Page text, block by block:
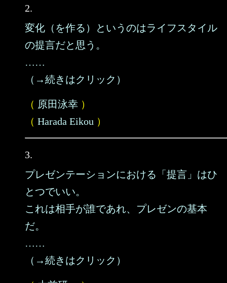
2.
変化（を作る）というのはライフスタイル
の提言だと思う。
……
（→続きはクリック）
（ 原田泳幸 ）
（ Harada Eikou ）
3.
プレゼンテーションにおける「提言」はひ
とつでいい。
これは相手が誰であれ、プレゼンの基本
だ。
……
（→続きはクリック）